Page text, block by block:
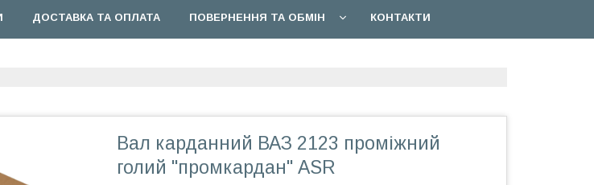
ДОСТАВКА ТА ОПЛАТА ПОВЕРНЕННЯ ТА ОБМІН КОНТАКТИ
Вал карданний ВАЗ 2123 проміжний
голий "промкардан" ASR